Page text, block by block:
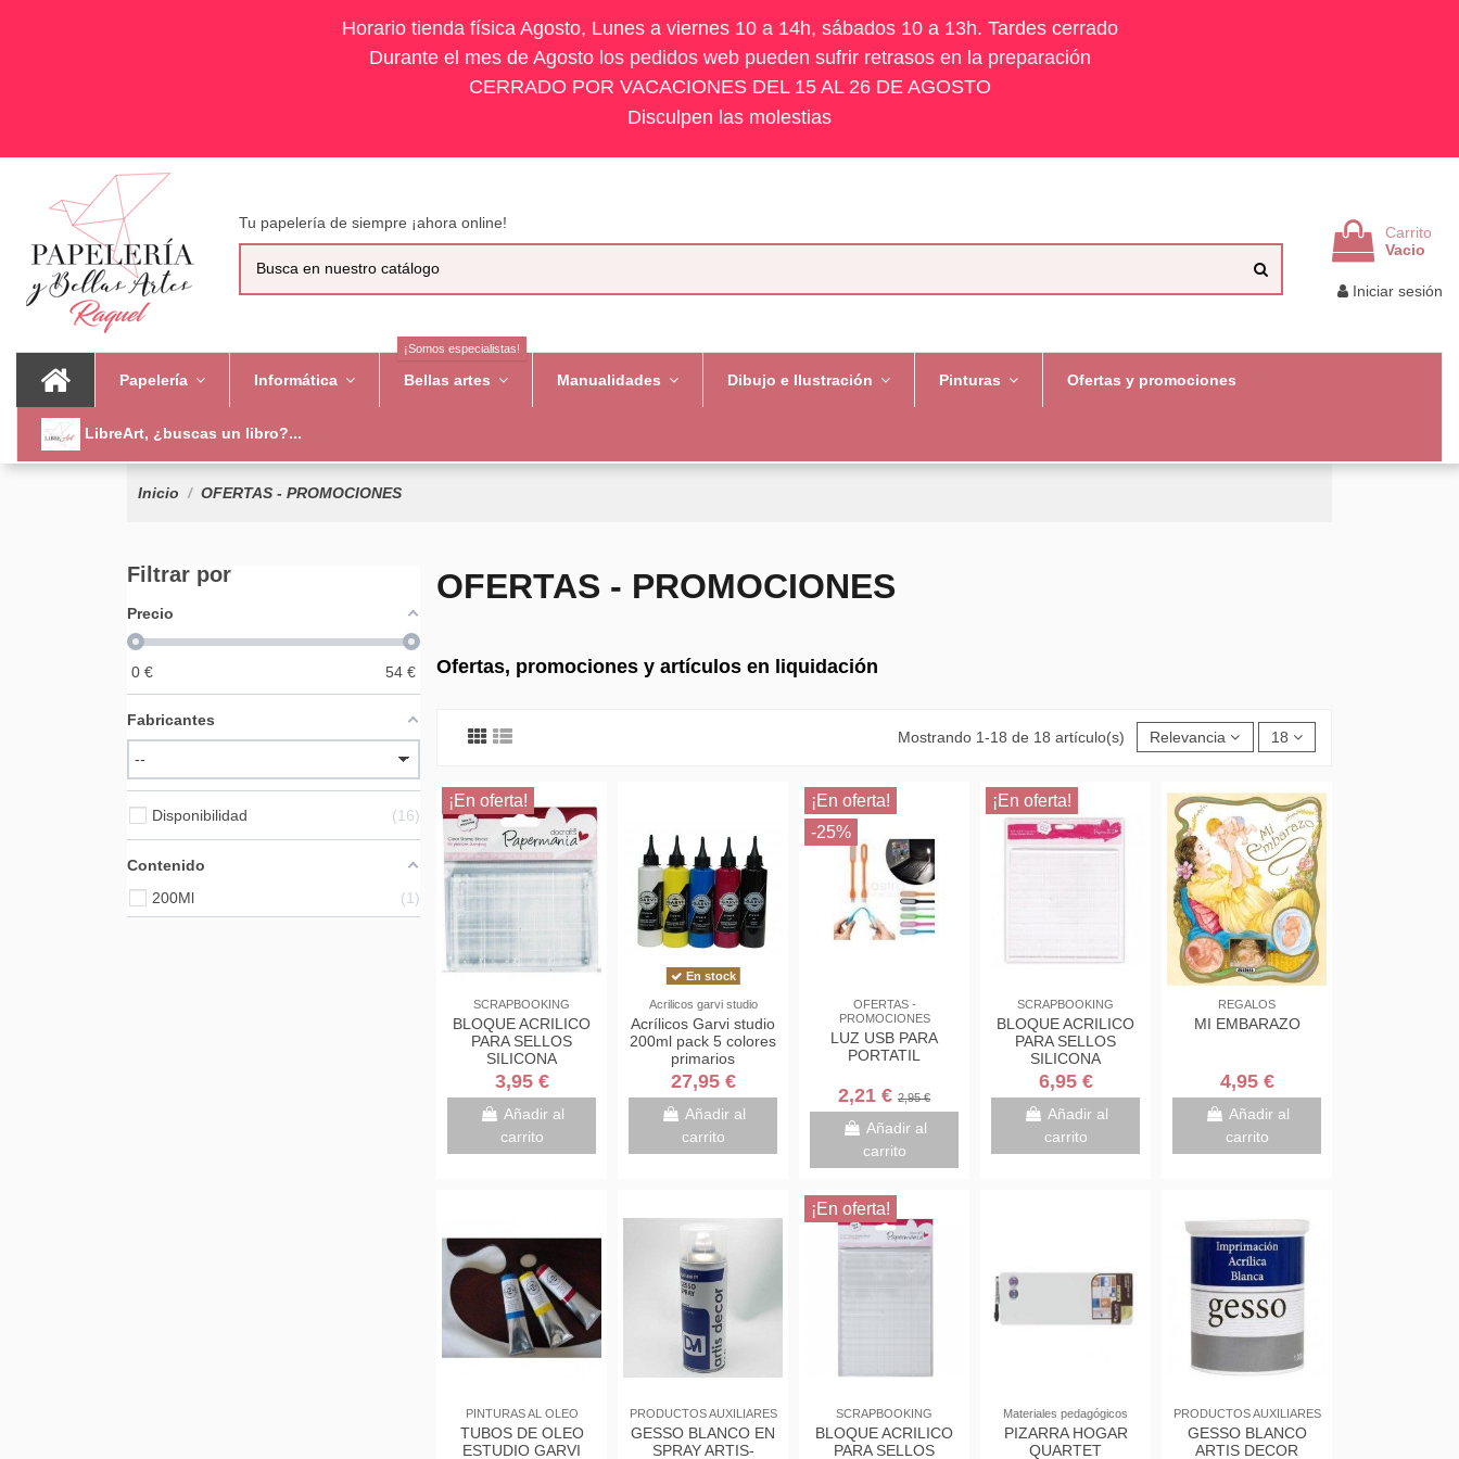
Horario tienda física Agosto, Lunes a viernes 10 a 14h, sábados 10 a 13h. Tardes cerrado
Durante el mes de Agosto los pedidos web pueden sufrir retrasos en la preparación
CERRADO POR VACACIONES DEL 15 AL 26 DE AGOSTO
Disculpen las molestias
Tu papelería de siempre ¡ahora online!
Carrito
Vacio
Iniciar sesión
Papelería Informática Bellas artes
¡Somos especialistas!
Manualidades Dibujo e Ilustración Pinturas Ofertas y promociones
LibreArt, ¿buscas un libro?...
Inicio OFERTAS - PROMOCIONES
OFERTAS - PROMOCIONES
Ofertas, promociones y artículos en liquidación
Mostrando 1-18 de 18 artículo(s) Relevancia 18
¡En oferta!
SCRAPBOOKING
BLOQUE ACRILICO
PARA SELLOS
SILICONA
10X7CMX9MM
3,95 €
Añadir al
carrito
En stock
Acrilicos garvi studio
Acrílicos Garvi studio
200ml pack 5 colores
primarios
27,95 €
Añadir al
carrito
¡En oferta!
-25%
OFERTAS -
PROMOCIONES
LUZ USB PARA
PORTATIL
2,21 € 2,95 €
Añadir al
carrito
¡En oferta!
SCRAPBOOKING
BLOQUE ACRILICO
PARA SELLOS
SILICONA
PAPERMANIA
16,5X16,5CMX9MM
6,95 €
Añadir al
carrito
REGALOS
MI EMBARAZO
4,95 €
Añadir al
carrito
PINTURAS AL OLEO
TUBOS DE OLEO
ESTUDIO GARVI
PRODUCTOS AUXILIARES
GESSO BLANCO EN
SPRAY ARTIS-
¡En oferta!
SCRAPBOOKING
BLOQUE ACRILICO
PARA SELLOS
Materiales pedagógicos
PIZARRA HOGAR
QUARTET
PRODUCTOS AUXILIARES
GESSO BLANCO
ARTIS DECOR
Filtrar por
Precio
0 € 54 €
Fabricantes
Disponibilidad 16
Contenido
200Ml
1